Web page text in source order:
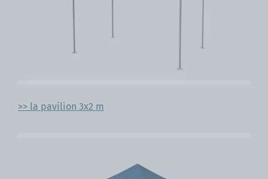
>> la pavilion 3x2 m